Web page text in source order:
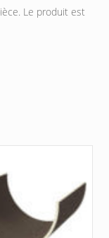
Le produit est